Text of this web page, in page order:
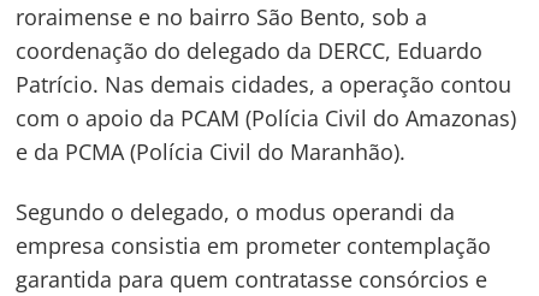
roraimense e no bairro São Bento, sob a
coordenação do delegado da DERCC, Eduardo
Patrício. Nas demais cidades, a operação contou
com o apoio da PCAM (Polícia Civil do Amazonas)
e da PCMA (Polícia Civil do Maranhão).
Segundo o delegado, o modus operandi da
empresa consistia em prometer contemplação
garantida para quem contratasse consórcios e